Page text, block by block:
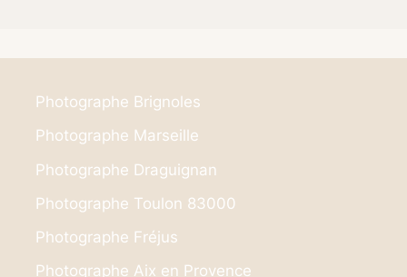
Photographe Brignoles
Photographe Marseille
Photographe Draguignan
Photographe Toulon 83000
Photographe Fréjus
Photographe Aix en Provence